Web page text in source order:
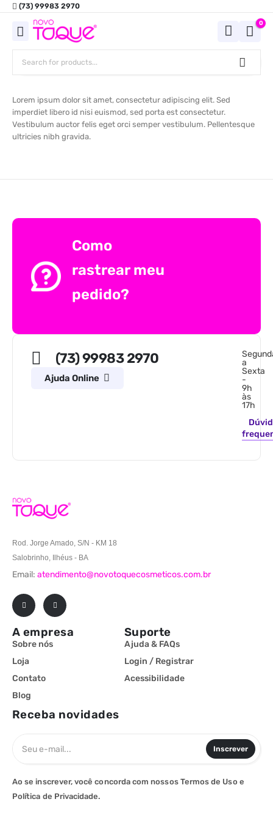
(73) 99983 2970
0
Lorem ipsum dolor sit amet, consectetur adipiscing elit. Sed
imperdiet libero id nisi euismod, sed porta est consectetur.
Vestibulum auctor felis eget orci semper vestibulum. Pellentesque
ultricies nibh gravida.
Como
rastrear meu
pedido?
(73) 99983 2970
Ajuda Online
a
Sexta
-
9h
às
17h
Rod. Jorge Amado, S/N - KM 18
Salobrinho, Ilhéus - BA
Email: atendimento@novotoquecosmeticos.com.br
A empresa
Sobre nós
Loja
Contato
Blog
Suporte
Ajuda & FAQs
Login / Registrar
Acessibilidade
Receba novidades
Inscrever
Ao se inscrever, você concorda com nossos Termos de Uso e
Política de Privacidade.​